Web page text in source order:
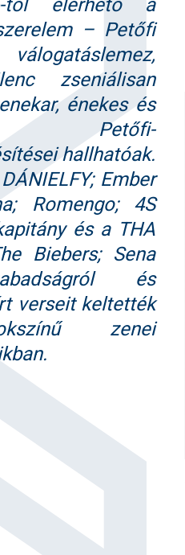
től elérhető a
– Petőfi
zseniálisan
énekes és
Petőfi-
hallhatóak.
Ember
Romengo; 4S
és a THA
Biebers; Sena
és
verseit keltették
zenei